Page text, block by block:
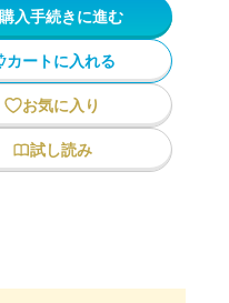
購入手続きに進む
カートに入れる
お気に入り
試し読み